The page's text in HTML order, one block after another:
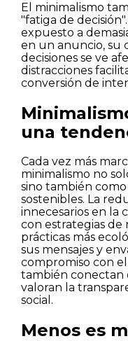
El minimalismo
"fatiga de
expuesto a
en un anuncio, su
decisiones se ve
distracciones
conversión de
una
Cada vez más
minimalismo no
sino también
sostenibles. La
innecesarios en la
con estrategias de
prácticas más
sus mensajes y
compromiso con
también conectan
valoran la
social.
Menos es